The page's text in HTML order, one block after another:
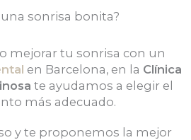
sonrisa bonita?
mejorar tu sonrisa con un
en Barcelona, en la Clínica
te ayudamos a elegir el
más adecuado.
y te proponemos la mejor